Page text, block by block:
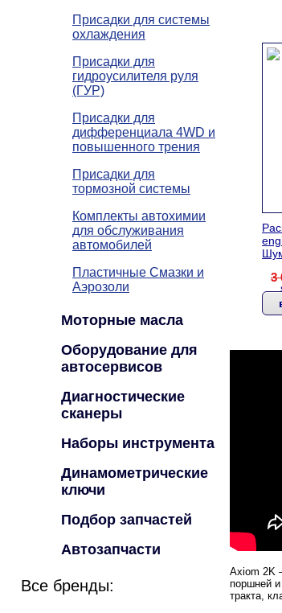
3
Axiom 2K
поршней и
тракта,
Присадки для системы
охлаждения
Присадки для
гидроусилителя руля
(ГУР)
Присадки для
дифференциала 4WD и
повышенного трения
Присадки для
тормозной системы
Комплекты автохимии
для обслуживания
автомобилей
Пластичные Смазки и
Аэрозоли
Моторные масла
Оборудование для
автосервисов
Диагностические
сканеры
Наборы инструмента
Динамометрические
ключи
Подбор запчастей
Автозапчасти
Все бренды: